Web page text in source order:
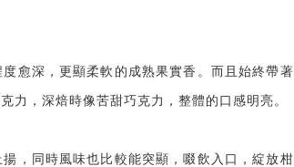
愈深，更顯柔軟的成熟果實香。而且始終帶著
力，深焙時像苦甜巧克力，整體的口感明亮。
，同時風味也比較能突顯，啜飲入口，綻放柑